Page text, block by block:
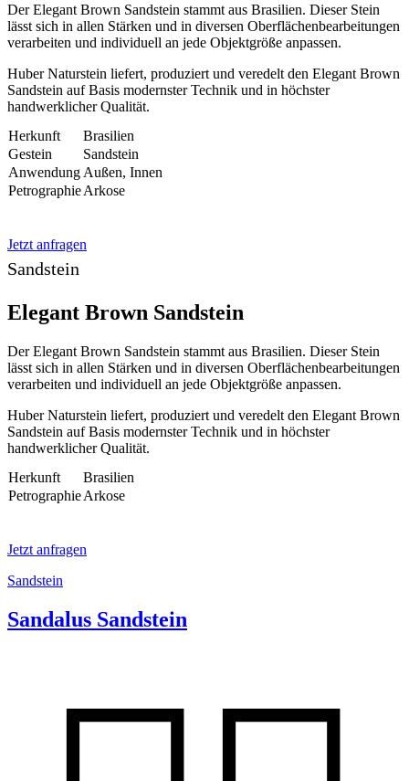
Der Elegant Brown Sandstein stammt aus Brasilien. Dieser Stein
lässt sich in allen Stärken und in diversen Oberflächenbearbeitungen
verarbeiten und individuell an jede Objektgröße anpassen.
Huber Naturstein liefert, produziert und veredelt den Elegant Brown
Sandstein auf Basis modernster Technik und in höchster
handwerklicher Qualität.
Herkunft
Brasilien
Gestein
Sandstein
Anwendung Außen, Innen
PetrographieArkose
Jetzt anfragen
Sandstein
Elegant Brown Sandstein
Der Elegant Brown Sandstein stammt aus Brasilien. Dieser Stein
lässt sich in allen Stärken und in diversen Oberflächenbearbeitungen
verarbeiten und individuell an jede Objektgröße anpassen.
Huber Naturstein liefert, produziert und veredelt den Elegant Brown
Sandstein auf Basis modernster Technik und in höchster
handwerklicher Qualität.
Herkunft
Brasilien
PetrographieArkose
Jetzt anfragen
Sandstein
Sandalus Sandstein